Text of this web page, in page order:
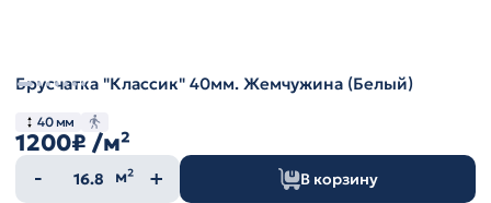
Брусчатка "Классик" 40мм. Жемчужина (Белый)
40 мм
1200₽ /м²
Количество
товара
м² В корзину